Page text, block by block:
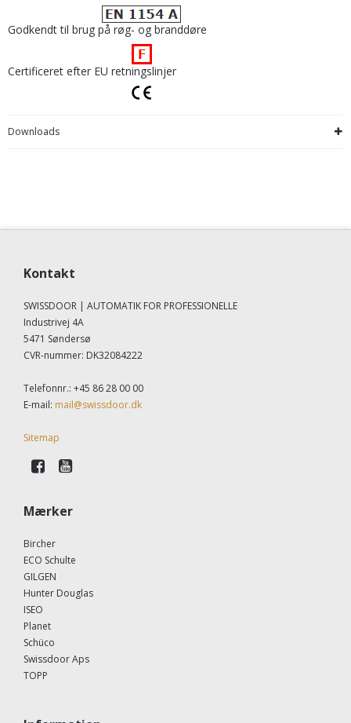
Godkendt til brug på røg- og branddøre
Certificeret efter EU retningslinjer
Downloads
Kontakt
SWISSDOOR | AUTOMATIK FOR PROFESSIONELLE
Industrivej 4A
5471 Søndersø
CVR-nummer: DK32084222
Telefonnr.: +45 86 28 00 00
E-mail: mail@swissdoor.dk
Sitemap
Mærker
Bircher
ECO Schulte
GILGEN
Hunter Douglas
ISEO
Planet
Schüco
Swissdoor Aps
TOPP